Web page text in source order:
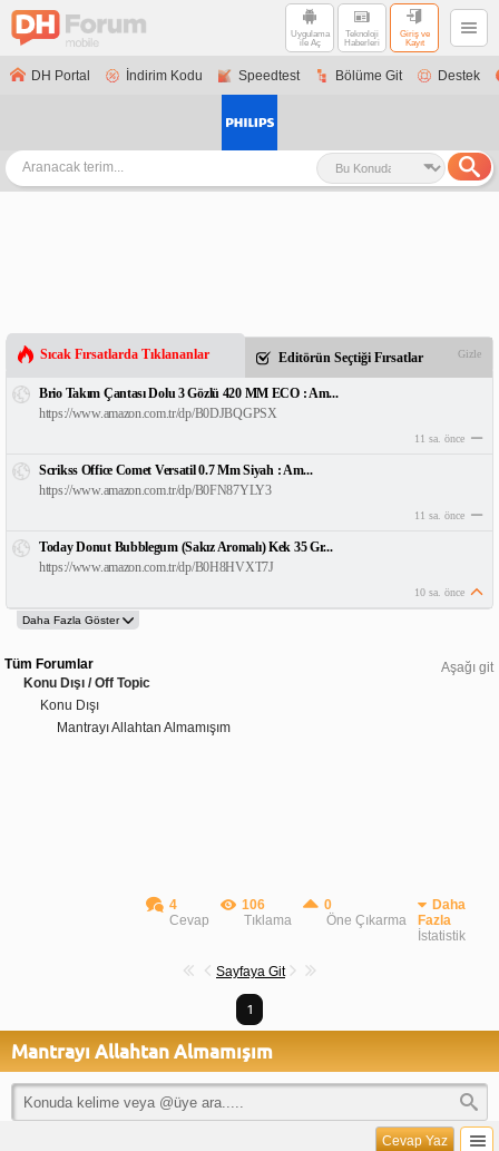
Uygulama
ile Aç
Teknoloji
Haberleri
Giriş ve
Kayıt
DH Portal İndirim Kodu Speedtest Bölüme Git Destek
Sıcak Fırsatlarda Tıklananlar Editörün Seçtiği Fırsatlar Gizle
Brio Takım Çantası Dolu 3 Gözlü 420 MM ECO : Am...
https://www.amazon.com.tr/dp/B0DJBQGPSX
11 sa. önce
Scrikss Office Comet Versatil 0.7 Mm Siyah : Am...
https://www.amazon.com.tr/dp/B0FN87YLY3
11 sa. önce
Today Donut Bubblegum (Sakız Aromalı) Kek 35 Gr...
https://www.amazon.com.tr/dp/B0H8HVXT7J
10 sa. önce
Aşağı git
Tüm Forumlar
Konu Dışı / Off Topic
Konu Dışı
Mantrayı Allahtan Almamışım
4
Cevap
106
Tıklama
0
Öne Çıkarma
Daha
Fazla
İstatistik
Sayfaya Git
1
Mantrayı Allahtan Almamışım
Cevap Yaz